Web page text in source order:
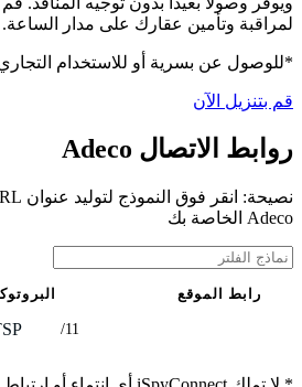
لمراقبة وتأمين عقارك على مدار الساعة.
*للوصول عن بسرية أو للاستخدام
قم بتنزيل الآن
روابط الاتصال Adeco
Adeco الخاصة بك
رابط الموقع
/11